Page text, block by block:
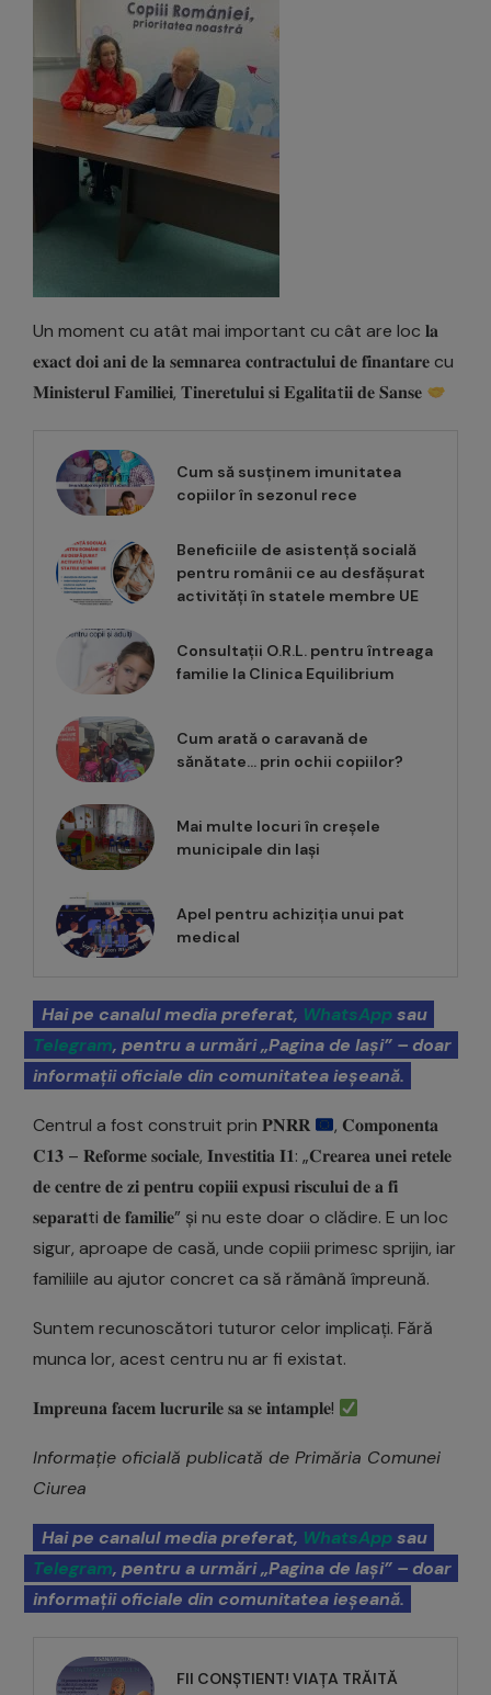
Un moment cu atât mai important cu cât are loc 𝐥𝐚
𝐞𝐱𝐚𝐜𝐭 𝐝𝐨𝐢 𝐚𝐧𝐢 𝐝𝐞 𝐥𝐚 𝐬𝐞𝐦𝐧𝐚𝐫𝐞𝐚 𝐜𝐨𝐧𝐭𝐫𝐚𝐜𝐭𝐮𝐥𝐮𝐢 𝐝𝐞 𝐟𝐢𝐧𝐚𝐧𝐭𝐚𝐫𝐞 cu
𝐌𝐢𝐧𝐢𝐬𝐭𝐞𝐫𝐮𝐥 𝐅𝐚𝐦𝐢𝐥𝐢𝐞𝐢, 𝐓𝐢𝐧𝐞𝐫𝐞𝐭𝐮𝐥𝐮𝐢 𝐬𝐢 𝐄𝐠𝐚𝐥𝐢𝐭𝐚t𝐢𝐢 𝐝𝐞 𝐒𝐚𝐧𝐬𝐞
Cum să susținem imunitatea
copiilor în sezonul rece
Beneficiile de asistență socială
pentru românii ce au desfășurat
activități în statele membre UE
Consultații O.R.L. pentru întreaga
familie la Clinica Equilibrium
Cum arată o caravană de
sănătate… prin ochii copiilor?
Mai multe locuri în creșele
municipale din Iași
Apel pentru achiziția unui pat
medical
Hai pe canalul media preferat, WhatsAppsau
Telegram, pentru a urmări „Pagina de Iași” – doar
informații oficiale din comunitatea ieșeană.
Centrul a fost construit prin 𝐏𝐍𝐑𝐑
, 𝐂𝐨𝐦𝐩𝐨𝐧𝐞𝐧𝐭𝐚
𝐂𝟏𝟑 – 𝐑𝐞𝐟𝐨𝐫𝐦𝐞 𝐬𝐨𝐜𝐢𝐚𝐥𝐞, 𝐈𝐧𝐯𝐞𝐬𝐭𝐢𝐭𝐢𝐚 𝐈𝟏: „𝐂𝐫𝐞𝐚𝐫𝐞𝐚 𝐮𝐧𝐞𝐢 𝐫𝐞𝐭𝐞𝐥𝐞
𝐝𝐞 𝐜𝐞𝐧𝐭𝐫𝐞 𝐝𝐞 𝐳𝐢 𝐩𝐞𝐧𝐭𝐫𝐮 𝐜𝐨𝐩𝐢𝐢𝐢 𝐞𝐱𝐩𝐮𝐬𝐢 𝐫𝐢𝐬𝐜𝐮𝐥𝐮𝐢 𝐝𝐞 𝐚 𝐟𝐢
𝐬𝐞𝐩𝐚𝐫𝐚𝐭ti 𝐝𝐞 𝐟𝐚𝐦𝐢𝐥𝐢𝐞” și nu este doar o clădire. E un loc
sigur, aproape de casă, unde copiii primesc sprijin, iar
familiile au ajutor concret ca să rămână împreună.
Suntem recunoscători tuturor celor implicați. Fără
munca lor, acest centru nu ar fi existat.
𝐈𝐦𝐩𝐫𝐞𝐮𝐧𝐚 𝐟𝐚𝐜𝐞𝐦 𝐥𝐮𝐜𝐫𝐮𝐫𝐢𝐥𝐞 𝐬𝐚 𝐬𝐞 𝐢𝐧𝐭𝐚𝐦𝐩𝐥𝐞!
Informație oficială publicată de Primăria Comunei
Ciurea
Hai pe canalul media preferat, WhatsAppsau
Telegram, pentru a urmări „Pagina de Iași” – doar
informații oficiale din comunitatea ieșeană.
FII CONȘTIENT! VIAȚA TRĂITĂ